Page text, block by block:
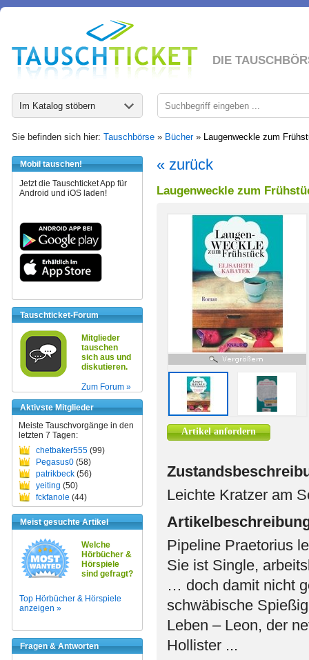
DIE
Im Katalog stöbern
Sie befinden sich hier: Tauschbörse » Bücher» Laugenweckle zum
Mobil tauschen!
Jetzt die Tauschticket App für
Android und iOS laden!
Tauschticket-Forum
Mitglieder
tauschen
sich aus und
diskutieren.
Zum Forum »
Aktivste Mitglieder
Meiste Tauschvorgänge in den
letzten 7 Tagen:
chetbaker555 (99)
Pegasus0 (58)
patrikbeck (56)
yeiting (50)
fckfanole (44)
Meist gesuchte Artikel
Welche
Hörbücher &
Hörspiele
sind gefragt?
Top Hörbücher & Hörspiele
anzeigen »
Fragen & Antworten
« zurück
Laugenweckle zum
Artikel anfordern
Leichte Kratzer am
Pipeline Praetorius
Sie ist Single,
… doch damit nicht
schwäbische
Leben – Leon, der
Hollister ...